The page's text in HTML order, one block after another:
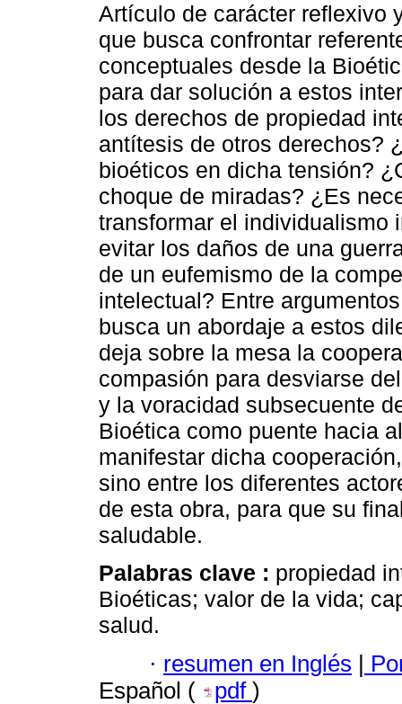
Artículo de carácter reflexivo
que busca confrontar
conceptuales desde la
para dar solución a estos
los derechos de propiedad
antítesis de otros derechos?
bioéticos en dicha tensión?
choque de miradas? ¿Es
transformar el individualismo
evitar los daños de una
de un eufemismo de la
intelectual? Entre
busca un abordaje a estos
deja sobre la mesa la
compasión para desviarse
y la voracidad subsecuente
Bioética como puente hacia
manifestar dicha
sino entre los diferentes
de esta obra, para que su
saludable.
Palabras clave : propiedad
Bioéticas; valor de la vida;
salud.
· resumen en Inglés |
Español (
pdf )